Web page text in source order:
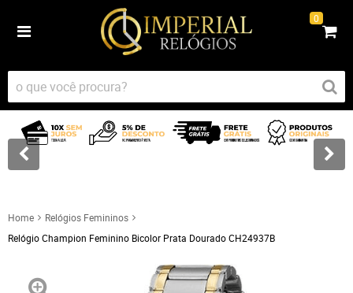
0
Home
Relógios Femininos
Relógio Champion Feminino Bicolor Prata Dourado CH24937B